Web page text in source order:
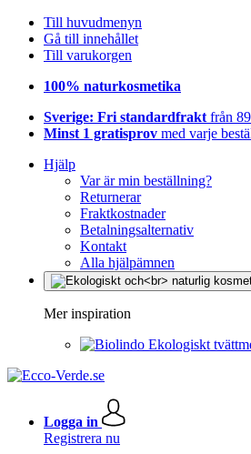
Till huvudmenyn
Gå till innehållet
Till varukorgen
100% naturkosmetika
Sverige: Fri standardfrakt från
Minst 1 gratisprov med varje
Hjälp
Var är min beställning?
Returnerar
Fraktkostnader
Betalningsalternativ
Kontakt
Alla hjälpämnen
Mer inspiration
Ekologiskt
Logga in
Registrera nu